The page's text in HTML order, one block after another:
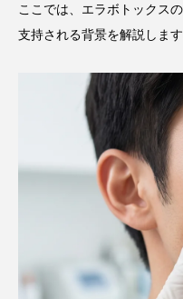
ここでは、エラボトックス
支持される背景を解説します